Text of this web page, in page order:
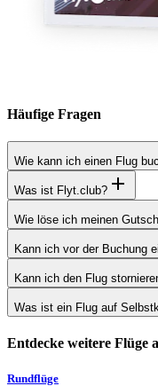
Häufige Fragen
Wie kann ich einen Flug
Was ist Flyt.club?
Wie löse ich meinen
Kann ich vor der Buchung
Kann ich den Flug
Was ist ein Flug auf
Entdecke weitere Flüge
Rundflüge